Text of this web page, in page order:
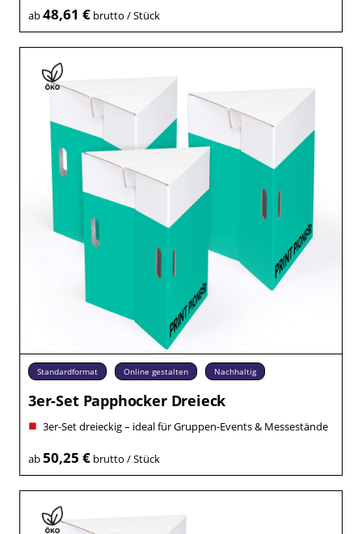
ab48,61 €brutto / Stück
Standardformat Online gestalten Nachhaltig
3er-Set Papphocker Dreieck
3er-Set dreieckig – ideal für Gruppen-Events & Messestände
ab50,25 €brutto / Stück